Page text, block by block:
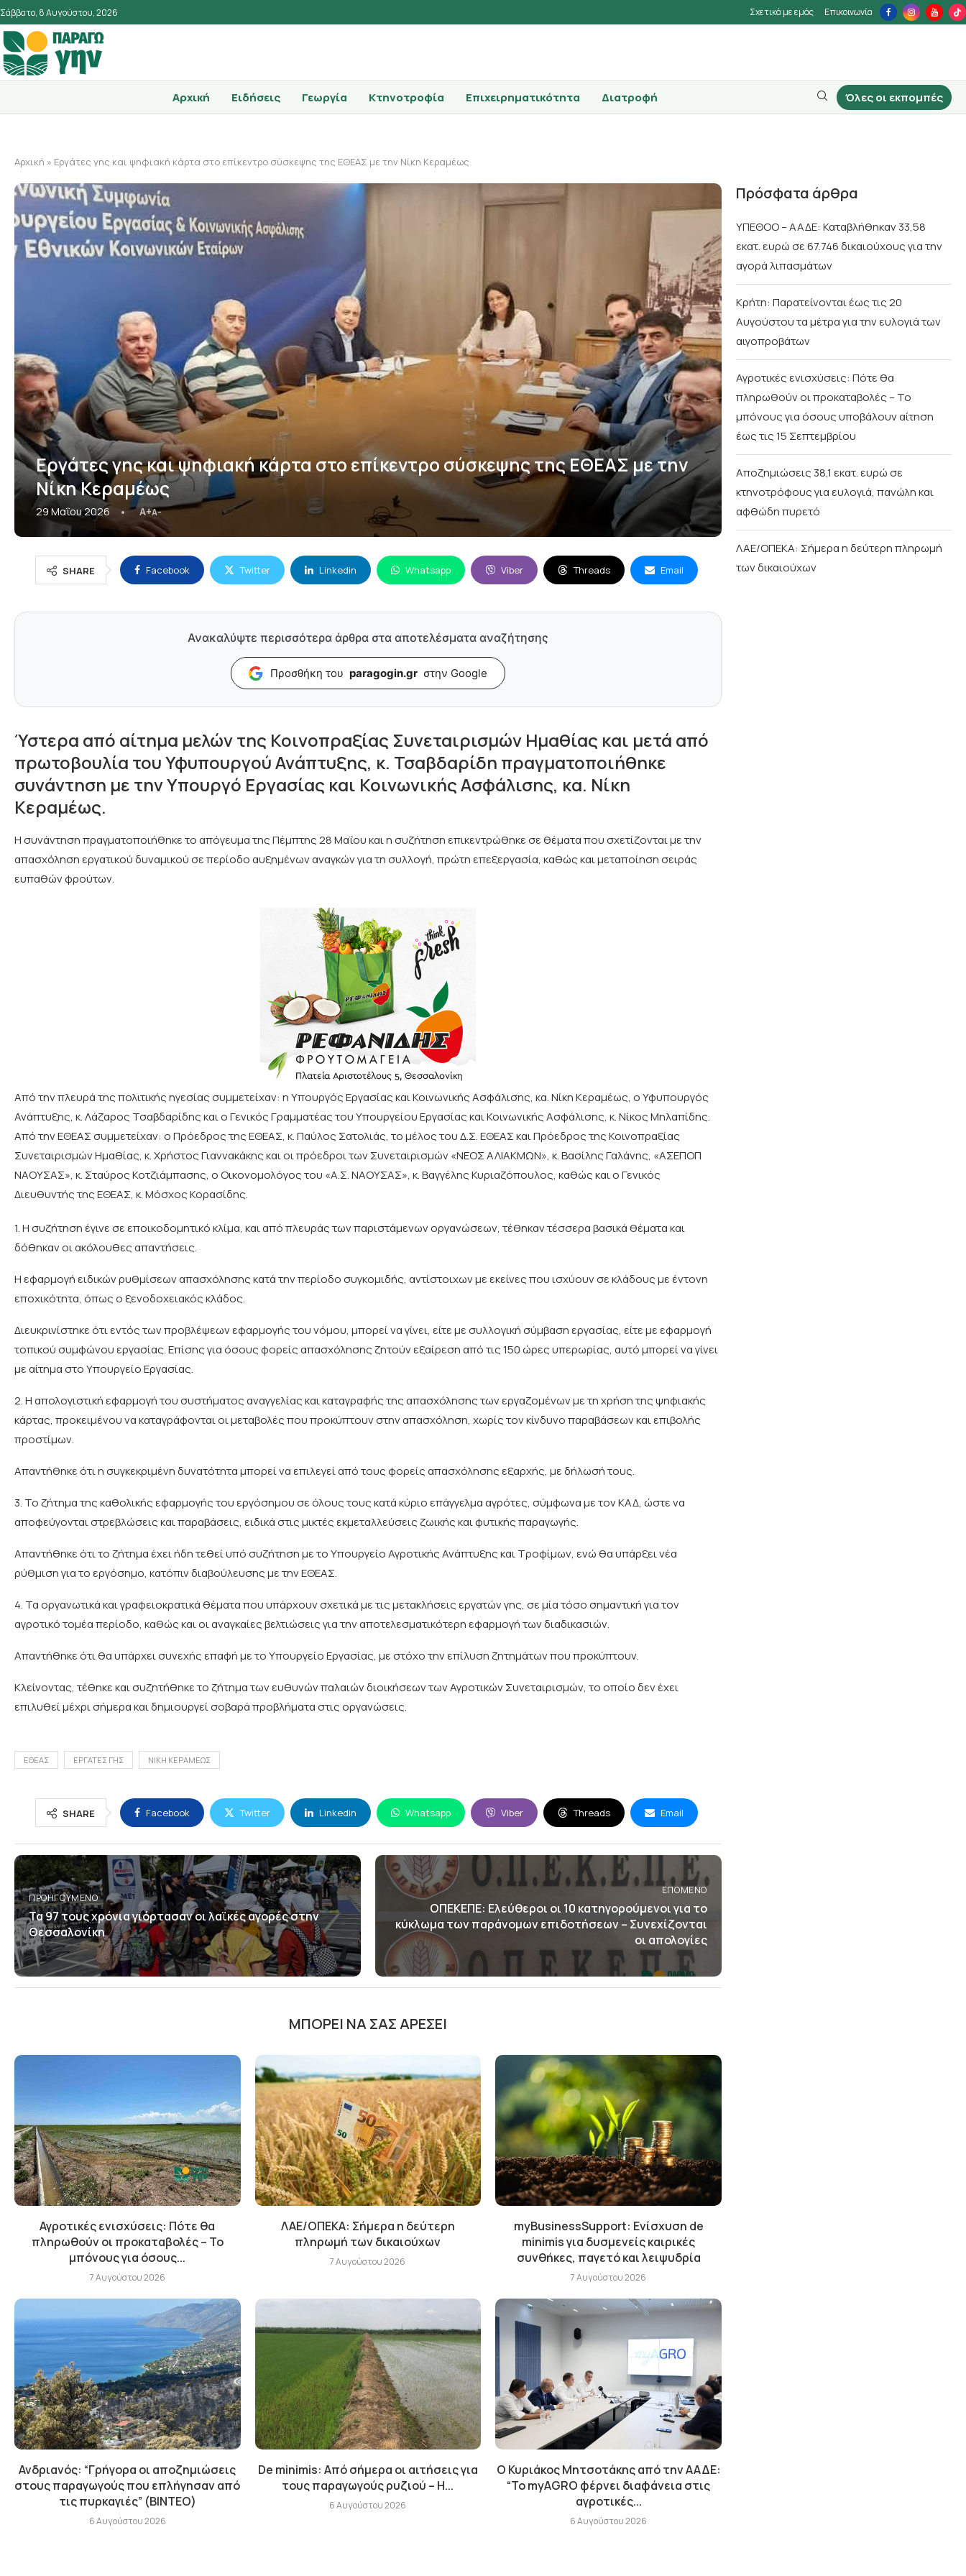
Σάββατο, 8 Αυγούστου, 2026 Σχετικά με εμάς Επικοινωνία
Αρχική Ειδήσεις Γεωργία Κτηνοτροφία Επιχειρηματικότητα Διατροφή Όλες οι εκπομπές
Αρχική » Εργάτες γης και ψηφιακή κάρτα στο επίκεντρο σύσκεψης της ΕΘΕΑΣ με την Νίκη Κεραμέως
Εργάτες γης και ψηφιακή κάρτα στο επίκεντρο σύσκεψης της ΕΘΕΑΣ με την
Νίκη Κεραμέως
29 Μαΐου 2026 A+A-
SHARE Facebook Twitter Linkedin Whatsapp Viber Threads Email
Ανακαλύψτε περισσότερα άρθρα στα αποτελέσματα αναζήτησης
Προσθήκη του paragogin.gr στην Google
Ύστερα από αίτημα μελών της Κοινοπραξίας Συνεταιρισμών Ημαθίας και μετά από
πρωτοβουλία του Υφυπουργού Ανάπτυξης, κ. Τσαβδαρίδη πραγματοποιήθηκε
συνάντηση με την Υπουργό Εργασίας και Κοινωνικής Ασφάλισης, κα. Νίκη
Κεραμέως.
Η συνάντηση πραγματοποιήθηκε το απόγευμα της Πέμπτης 28 Μαΐου και η συζήτηση επικεντρώθηκε σε θέματα που σχετίζονται με την
απασχόληση εργατικού δυναμικού σε περίοδο αυξημένων αναγκών για τη συλλογή, πρώτη επεξεργασία, καθώς και μεταποίηση σειράς
ευπαθών φρούτων.
Από την πλευρά της πολιτικής ηγεσίας συμμετείχαν: η Υπουργός Εργασίας και Κοινωνικής Ασφάλισης, κα. Νίκη Κεραμέως, ο Υφυπουργός
Ανάπτυξης, κ. Λάζαρος Τσαβδαρίδης και ο Γενικός Γραμματέας του Υπουργείου Εργασίας και Κοινωνικής Ασφάλισης, κ. Νίκος Μηλαπίδης.
Από την ΕΘΕΑΣ συμμετείχαν: ο Πρόεδρος της ΕΘΕΑΣ, κ. Παύλος Σατολιάς, το μέλος του Δ.Σ. ΕΘΕΑΣ και Πρόεδρος της Κοινοπραξίας
Συνεταιρισμών Ημαθίας, κ. Χρήστος Γιαννακάκης και οι πρόεδροι των Συνεταιρισμών «ΝΕΟΣ ΑΛΙΑΚΜΩΝ», κ. Βασίλης Γαλάνης, «ΑΣΕΠΟΠ
ΝΑΟΥΣΑΣ», κ. Σταύρος Κοτζιάμπασης, ο Οικονομολόγος του «Α.Σ. ΝΑΟΥΣΑΣ», κ. Βαγγέλης Κυριαζόπουλος, καθώς και ο Γενικός
Διευθυντής της ΕΘΕΑΣ, κ. Μόσχος Κορασίδης.
1. Η συζήτηση έγινε σε εποικοδομητικό κλίμα, και από πλευράς των παριστάμενων οργανώσεων, τέθηκαν τέσσερα βασικά θέματα και
δόθηκαν οι ακόλουθες απαντήσεις.
Η εφαρμογή ειδικών ρυθμίσεων απασχόλησης κατά την περίοδο συγκομιδής, αντίστοιχων με εκείνες που ισχύουν σε κλάδους με έντονη
εποχικότητα, όπως ο ξενοδοχειακός κλάδος.
Διευκρινίστηκε ότι εντός των προβλέψεων εφαρμογής του νόμου, μπορεί να γίνει, είτε με συλλογική σύμβαση εργασίας, είτε με εφαρμογή
τοπικού συμφώνου εργασίας. Επίσης για όσους φορείς απασχόλησης ζητούν εξαίρεση από τις 150 ώρες υπερωρίας, αυτό μπορεί να γίνει
με αίτημα στο Υπουργείο Εργασίας.
2. Η απολογιστική εφαρμογή του συστήματος αναγγελίας και καταγραφής της απασχόλησης των εργαζομένων με τη χρήση της ψηφιακής
κάρτας, προκειμένου να καταγράφονται οι μεταβολές που προκύπτουν στην απασχόληση, χωρίς τον κίνδυνο παραβάσεων και επιβολής
προστίμων.
Απαντήθηκε ότι η συγκεκριμένη δυνατότητα μπορεί να επιλεγεί από τους φορείς απασχόλησης εξαρχής, με δήλωσή τους.
3. Το ζήτημα της καθολικής εφαρμογής του εργόσημου σε όλους τους κατά κύριο επάγγελμα αγρότες, σύμφωνα με τον ΚΑΔ, ώστε να
αποφεύγονται στρεβλώσεις και παραβάσεις, ειδικά στις μικτές εκμεταλλεύσεις ζωικής και φυτικής παραγωγής.
Απαντήθηκε ότι το ζήτημα έχει ήδη τεθεί υπό συζήτηση με το Υπουργείο Αγροτικής Ανάπτυξης και Τροφίμων, ενώ θα υπάρξει νέα
ρύθμιση για το εργόσημο, κατόπιν διαβούλευσης με την ΕΘΕΑΣ.
4. Τα οργανωτικά και γραφειοκρατικά θέματα που υπάρχουν σχετικά με τις μετακλήσεις εργατών γης, σε μία τόσο σημαντική για τον
αγροτικό τομέα περίοδο, καθώς και οι αναγκαίες βελτιώσεις για την αποτελεσματικότερη εφαρμογή των διαδικασιών.
Απαντήθηκε ότι θα υπάρχει συνεχής επαφή με το Υπουργείο Εργασίας, με στόχο την επίλυση ζητημάτων που προκύπτουν.
Κλείνοντας, τέθηκε και συζητήθηκε το ζήτημα των ευθυνών παλαιών διοικήσεων των Αγροτικών Συνεταιρισμών, το οποίο δεν έχει
επιλυθεί μέχρι σήμερα και δημιουργεί σοβαρά προβλήματα στις οργανώσεις.
ΕΘΕΑΣ ΕΡΓΑΤΕΣ ΓΗΣ ΝΙΚΗ ΚΕΡΑΜΕΩΣ
SHARE Facebook Twitter Linkedin Whatsapp Viber Threads Email
ΠΡΟΗΓΟΎΜΕΝΟ
Τα 97 τους χρόνια γιόρτασαν οι λαϊκές αγορές στην
Θεσσαλονίκη
ΕΠΌΜΕΝΟ
ΟΠΕΚΕΠΕ: Ελεύθεροι οι 10 κατηγορούμενοι για το
κύκλωμα των παράνομων επιδοτήσεων – Συνεχίζονται
οι απολογίες
ΜΠΟΡΕΊ ΝΑ ΣΑΣ ΑΡΈΣΕΙ
Αγροτικές ενισχύσεις: Πότε θα
πληρωθούν οι προκαταβολές – Το
μπόνους για όσους...
7 Αυγούστου 2026
ΛΑΕ/ΟΠΕΚΑ: Σήμερα η δεύτερη
πληρωμή των δικαιούχων
7 Αυγούστου 2026
myBusinessSupport: Ενίσχυση de
minimis για δυσμενείς καιρικές
συνθήκες, παγετό και λειψυδρία
7 Αυγούστου 2026
Ανδριανός: “Γρήγορα οι αποζημιώσεις
στους παραγωγούς που επλήγησαν από
τις πυρκαγιές” (BINTEO)
6 Αυγούστου 2026
De minimis: Από σήμερα οι αιτήσεις για
τους παραγωγούς ρυζιού – Η...
6 Αυγούστου 2026
Ο Κυριάκος Μητσοτάκης από την ΑΑΔΕ:
“Το myAGRO φέρνει διαφάνεια στις
αγροτικές...
6 Αυγούστου 2026
Πρόσφατα άρθρα
ΥΠΕΘΟΟ – ΑΑΔΕ: Καταβλήθηκαν 33,58
εκατ. ευρώ σε 67.746 δικαιούχους για την
αγορά λιπασμάτων
Κρήτη: Παρατείνονται έως τις 20
Αυγούστου τα μέτρα για την ευλογιά των
αιγοπροβάτων
Αγροτικές ενισχύσεις: Πότε θα
πληρωθούν οι προκαταβολές – Το
μπόνους για όσους υποβάλουν αίτηση
έως τις 15 Σεπτεμβρίου
Αποζημιώσεις 38,1 εκατ. ευρώ σε
κτηνοτρόφους για ευλογιά, πανώλη και
αφθώδη πυρετό
ΛΑΕ/ΟΠΕΚΑ: Σήμερα η δεύτερη πληρωμή
των δικαιούχων